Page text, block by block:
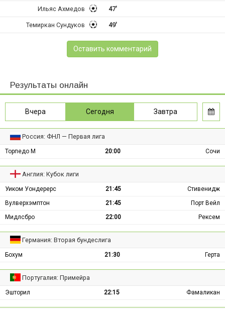
47'
Ильяс Ахмедов
49'
Темиркан Сундуков
Оставить комментарий
Результаты онлайн
Вчера Сегодня Завтра
Россия: ФНЛ — Первая лига
Торпедо М 20:00 Сочи
Англия: Кубок лиги
Уиком Уондерерс 21:45
Стивенидж
Вулверхэмптон
21:45
Порт Вейл
Мидлсбро
22:00 Рексем
Германия: Вторая бундеслига
Бохум 21:30 Герта
Португалия: Примейра
Эшторил 22:15 Фамаликан